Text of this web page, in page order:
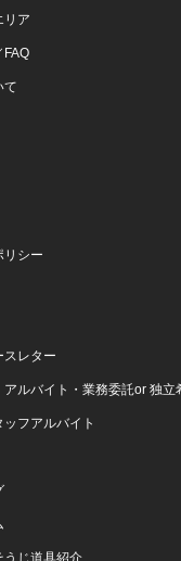
リア
FAQ
て
リシー
スレター
アルバイト・業務委託or 独立
フアルバイト
うじ道具紹介